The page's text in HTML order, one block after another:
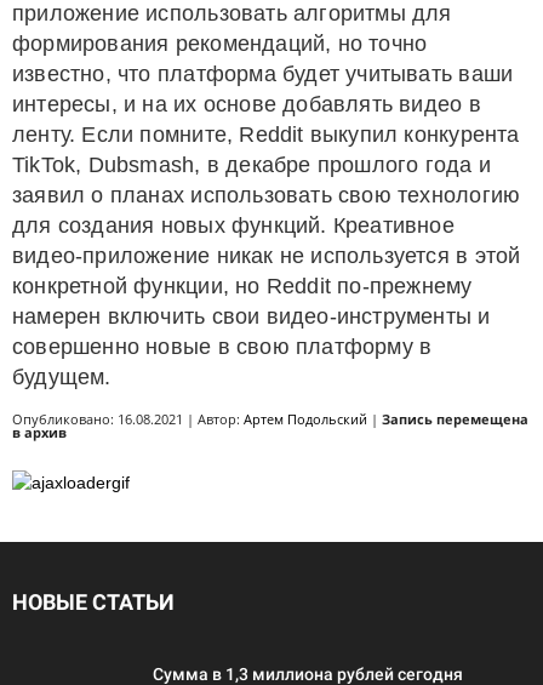
приложение использовать алгоритмы для
формирования рекомендаций, но точно
известно, что платформа будет учитывать ваши
интересы, и на их основе добавлять видео в
ленту. Если помните, Reddit выкупил конкурента
TikTok, Dubsmash, в декабре прошлого года и
заявил о планах использовать свою технологию
для создания новых функций. Креативное
видео-приложение никак не используется в этой
конкретной функции, но Reddit по-прежнему
намерен включить свои видео-инструменты и
совершенно новые в свою платформу в
будущем.
Опубликовано: 16.08.2021 | Автор: Артем Подольский | Запись перемещена
в архив
НОВЫЕ СТАТЬИ
Сумма в 1,3 миллиона рублей сегодня